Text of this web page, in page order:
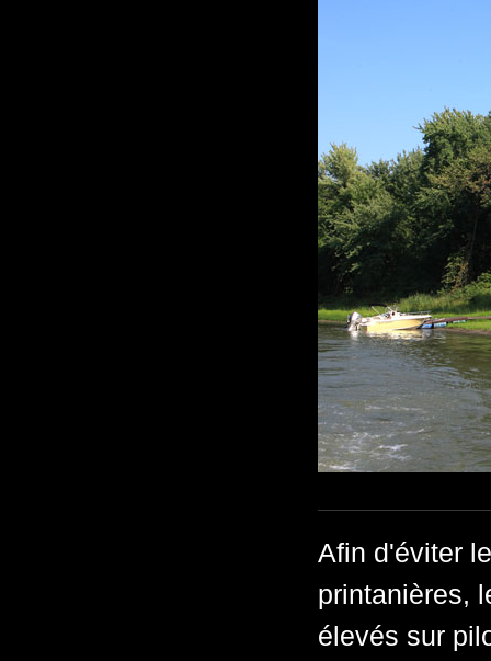
Afin d'éviter
printanières,
élevés sur